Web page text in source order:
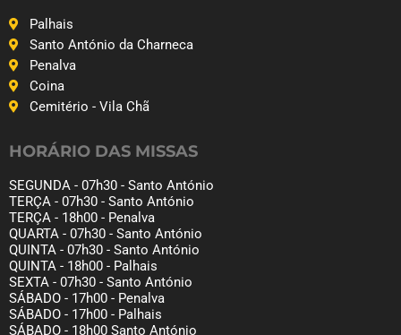
Palhais
Santo António da Charneca
Penalva
Coina
Cemitério - Vila Chã
HORÁRIO DAS MISSAS
SEGUNDA - 07h30 - Santo António
TERÇA - 07h30 - Santo António
TERÇA - 18h00 - Penalva
QUARTA - 07h30 - Santo António
QUINTA - 07h30 - Santo António
QUINTA - 18h00 - Palhais
SEXTA - 07h30 - Santo António
SÁBADO - 17h00 - Penalva
SÁBADO - 17h00 - Palhais
SÁBADO - 18h00 Santo António